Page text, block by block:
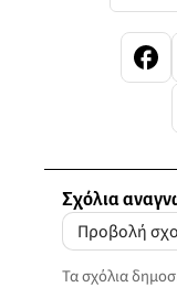
Σχόλια
Προβολή
Τα σχόλια